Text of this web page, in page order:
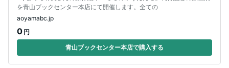
を青山ブックセンター本店にて開催します。全ての
aoyamabc.jp
0 円
青山ブックセンター本店で購入する